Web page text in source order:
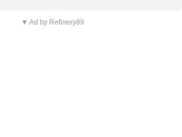
▼ Ad by Refinery89